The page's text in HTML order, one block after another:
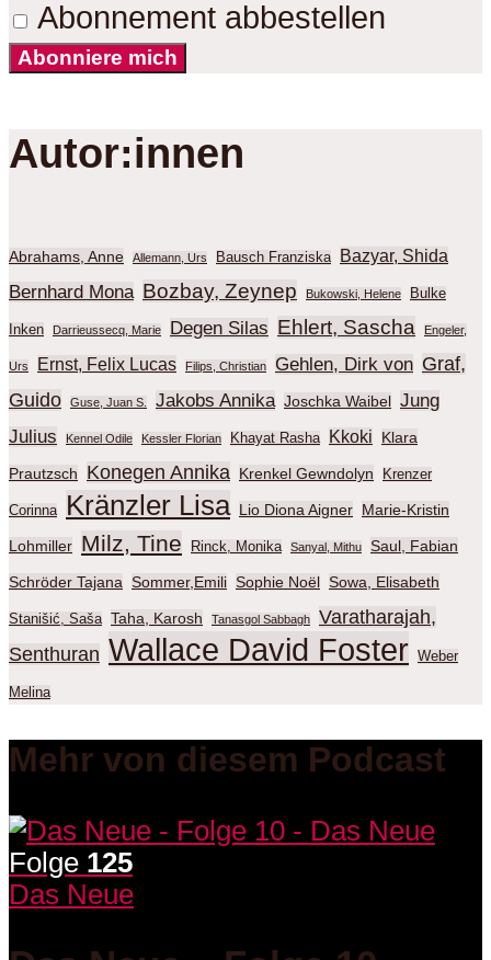
Abonnement abbestellen
Abonniere mich
Autor:innen
Abrahams, Anne Allemann, Urs Bausch Franziska Bazyar, Shida
Bernhard Mona Bozbay, Zeynep Bukowski, Helene Bulke
Inken Darrieussecq, Marie Degen Silas Ehlert, Sascha Engeler,
Urs Ernst, Felix Lucas Filips, Christian Gehlen, Dirk von Graf,
Guido
Guse, Juan S. Jakobs Annika Joschka Waibel Jung
Julius
Kennel Odile Kessler Florian Khayat Rasha Kkoki Klara
Prautzsch Konegen Annika Krenkel Gewndolyn Krenzer
Corinna Kränzler Lisa Lio Diona Aigner Marie-Kristin
Lohmiller Milz, Tine Rinck, Monika Sanyal, Mithu Saul, Fabian
Schröder Tajana Sommer,Emili Sophie Noël Sowa, Elisabeth
Stanišić, Saša Taha, Karosh Tanasgol Sabbagh
Varatharajah,
Senthuran Wallace David Foster Weber
Melina
Mehr von diesem Podcast
Folge 125
Das Neue